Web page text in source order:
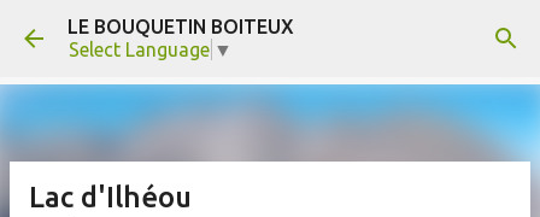
Accéder au contenu principal
LE BOUQUETIN BOITEUX
Select Language ▼
Lac d'Ilhéou